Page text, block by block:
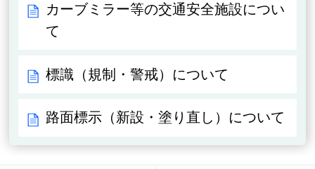
カーブミラー等の交通安全施設につい
て
標識（規制・警戒）について
路面標示（新設・塗り直し）について